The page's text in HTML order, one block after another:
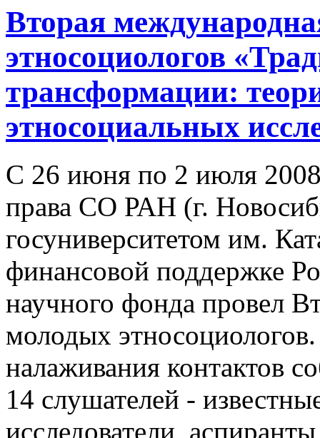
Вторая
этносоциологов
трансформации:
этносоциальных
С 26 июня по 2 июля
права СО РАН (г.
госуниверситетом им.
финансовой поддержке
научного фонда провел
молодых
налаживания контактов
14 слушателей -
исследователи,